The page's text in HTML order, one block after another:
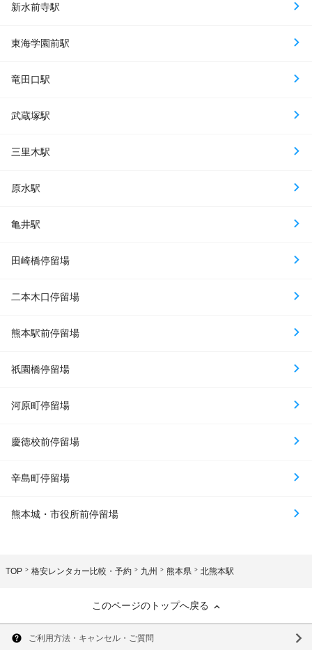
新水前寺駅
東海学園前駅
竜田口駅
武蔵塚駅
三里木駅
原水駅
亀井駅
田崎橋停留場
二本木口停留場
熊本駅前停留場
祇園橋停留場
河原町停留場
慶徳校前停留場
辛島町停留場
熊本城・市役所前停留場
TOP 格安レンタカー比較・予約 九州 熊本県 北熊本駅
このページのトップへ戻る